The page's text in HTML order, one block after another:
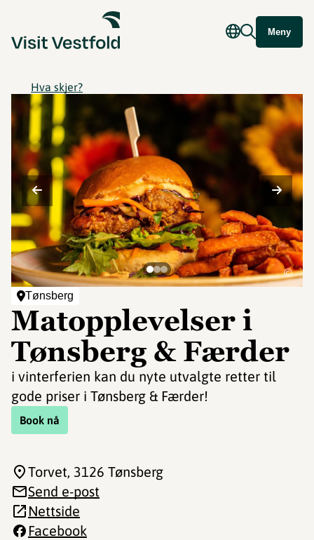
Meny
Hva skjer?
Tønsberg
Matopplevelser i
Tønsberg & Færder
i vinterferien kan du nyte utvalgte retter til
gode priser i Tønsberg & Færder!
Book nå
©
Torvet, 3126 Tønsberg
Send e-post
Nettside
Facebook